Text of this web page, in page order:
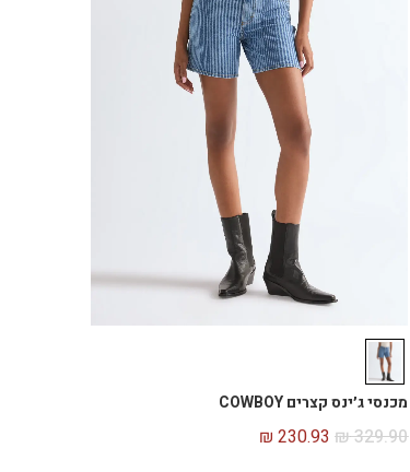
מכנסי ג׳ינס קצרים COWBOY
₪329.90
₪ 230.93